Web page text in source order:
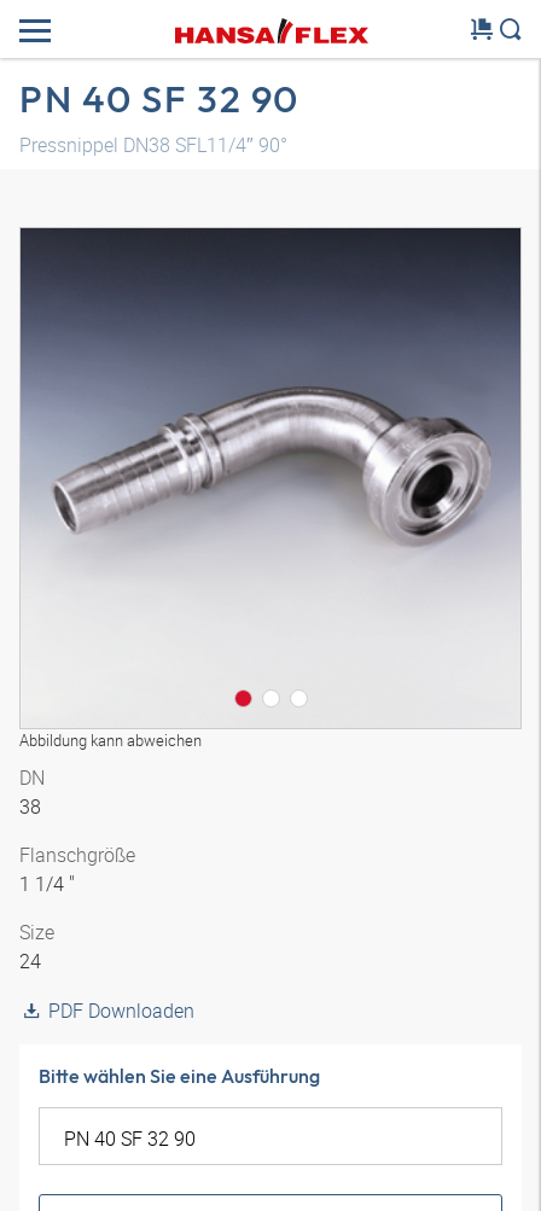
PN 40 SF 32 90
Pressnippel DN38 SFL11/4″ 90°
Abbildung kann abweichen
3D Modell
DN
38
Flanschgröße
1 1/4 "
Size
24
PDF Downloaden
Bitte wählen Sie eine Ausführung